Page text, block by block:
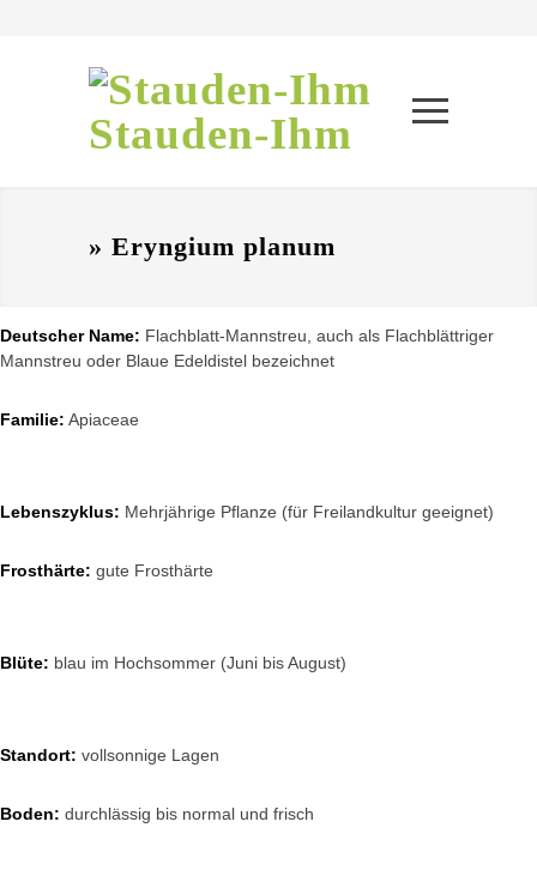
Stauden-Ihm
» Eryngium planum
Deutscher Name: Flachblatt-Mannstreu, auch als Flachblättriger
Mannstreu oder Blaue Edeldistel bezeichnet
Familie: Apiaceae
Lebenszyklus: Mehrjährige Pflanze (für Freilandkultur geeignet)
Frosthärte: gute Frosthärte
Blüte: blau im Hochsommer (Juni bis August)
Standort: vollsonnige Lagen
Boden: durchlässig bis normal und frisch